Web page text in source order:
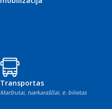
Transportas
Maršrutai, tvarkaraščiai, e. bilietas